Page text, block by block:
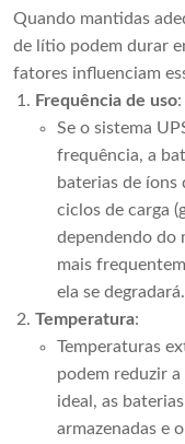
Quando mantidas
de lítio podem durar
fatores influenciam
Frequência de uso:
Se o sistema
frequência, a
baterias de
ciclos de carga
dependendo do
mais
ela se degradará.
Temperatura:
Temperaturas
podem reduzir
ideal, as
armazenadas e